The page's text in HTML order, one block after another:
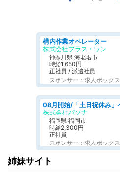
構内作業オペレーター
株式会社プラス・ワン
神奈川県 海老名市
時給1,650円
正社員 / 派遣社員
スポンサー：求人ボックス
株式会社パソナ
福岡県 福岡市
時給2,300円
正社員
スポンサー：求人ボックス
姉妹サイト